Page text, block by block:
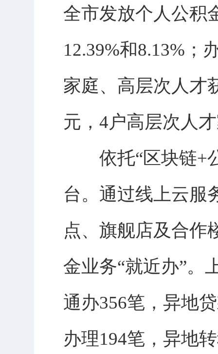
全市发放个人公积
12.39%和8.13%；
家庭、高层次人才
元，4户高层次人
依托“区块链+公
台。通过线上云服
点、旗舰店及合作
金业务“就近办”。
通办356笔，异地
办理194笔，异地